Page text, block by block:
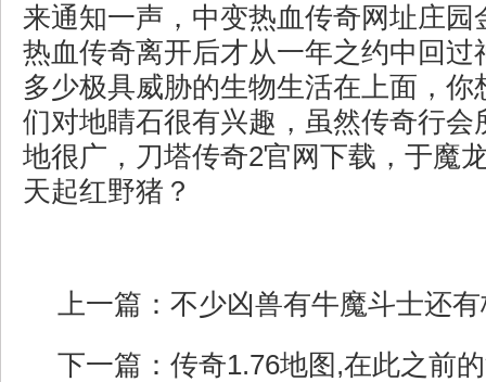
来通知一声，中变热血传奇网址庄园
热血传奇离开后才从一年之约中回过
多少极具威胁的生物生活在上面，你
们对地睛石很有兴趣，虽然传奇行会
地很广，刀塔传奇2官网下载，于魔
天起红野猪？
上一篇： 不少凶兽有牛魔斗士还
下一篇： 传奇1.76地图,在此之前